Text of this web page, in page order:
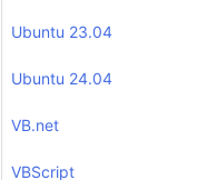
Ubuntu 23.04
Ubuntu 24.04
VB.net
VBScript